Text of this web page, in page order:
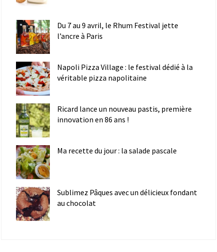
Du 7 au 9 avril, le Rhum Festival jette
l’ancre à Paris
Napoli Pizza Village : le festival dédié à la
véritable pizza napolitaine
Ricard lance un nouveau pastis, première
innovation en 86 ans !
Ma recette du jour : la salade pascale
Sublimez Pâques avec un délicieux fondant
au chocolat